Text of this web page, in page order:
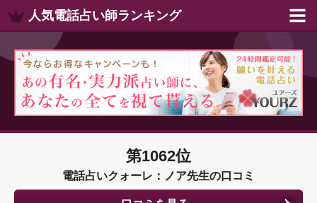
人気電話占い師ランキング
第1062位
電話占いクォーレ：ノア先生の口コミ